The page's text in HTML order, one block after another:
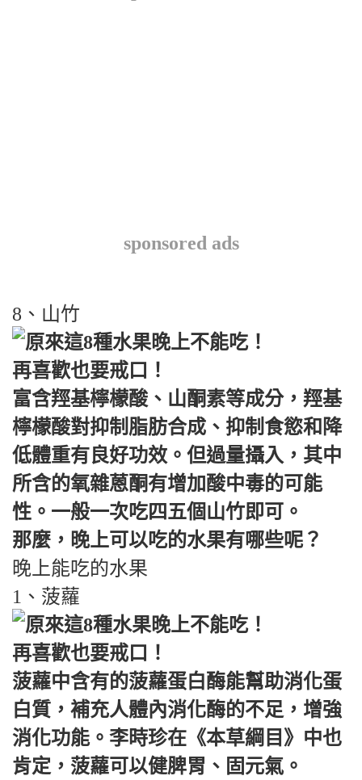
sponsored ads
8、山竹
富含羥基檸檬酸、山酮素等成分，羥基
檸檬酸對抑制脂肪合成、抑制食慾和降
低體重有良好功效。但過量攝入，其中
所含的氧雜蒽酮有增加酸中毒的可能
性。一般一次吃四五個山竹即可。
那麼，晚上可以吃的水果有哪些呢？
晚上能吃的水果
1、菠蘿
菠蘿中含有的菠蘿蛋白酶能幫助消化蛋
白質，補充人體內消化酶的不足，增強
消化功能。李時珍在《本草綱目》中也
肯定，菠蘿可以健脾胃、固元氣。